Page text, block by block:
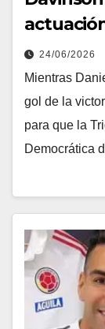
24/06/2026
Mientras
gol de la
para que la
Democrática